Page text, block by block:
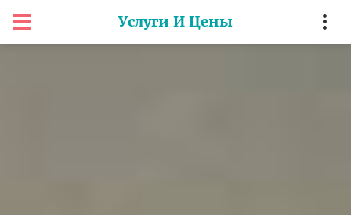
Услуги И Цены